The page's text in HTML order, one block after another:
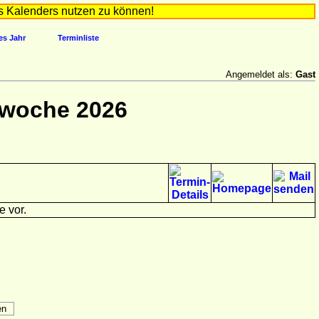
Kalenders nutzen zu können!
Jahr Terminliste
Angemeldet als: Gast
2026
vor.